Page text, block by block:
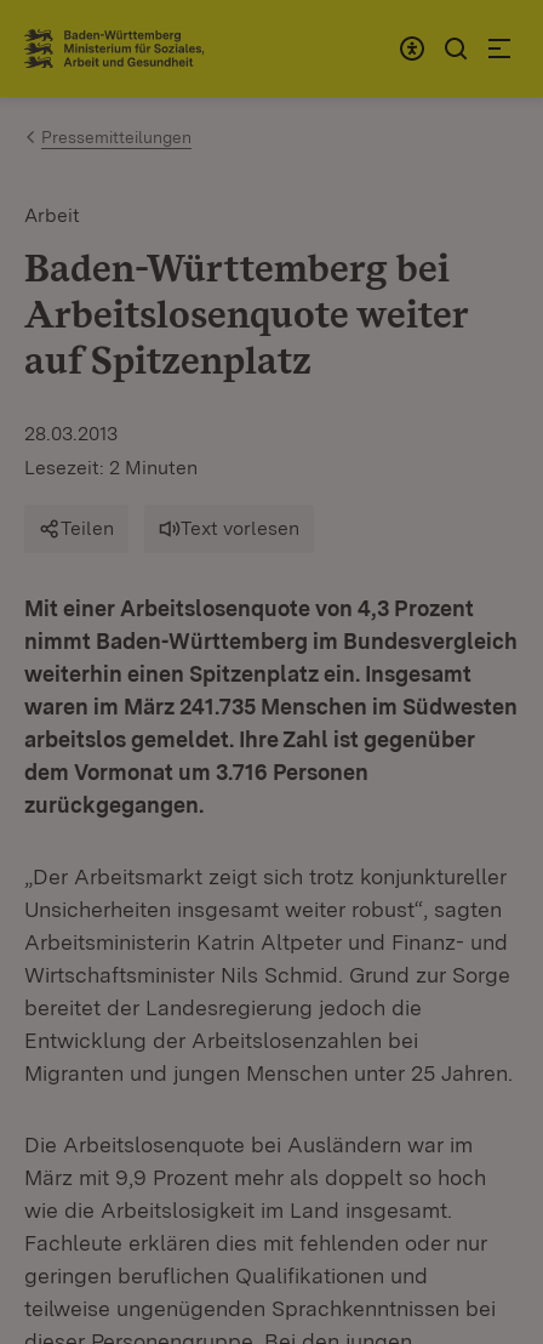
Zum Inhalt springen
Link zur Startseite
Pressemitteilungen
Arbeit
Baden-Württemberg bei
Arbeitslosenquote weiter
auf Spitzenplatz
28.03.2013
Lesezeit: 2 Minuten
Teilen Text vorlesen
Mit einer Arbeitslosenquote von 4,3 Prozent
nimmt Baden-Württemberg im Bundesvergleich
weiterhin einen Spitzenplatz ein. Insgesamt
waren im März 241.735 Menschen im Südwesten
arbeitslos gemeldet. Ihre Zahl ist gegenüber
dem Vormonat um 3.716 Personen
zurückgegangen.
„Der Arbeitsmarkt zeigt sich trotz konjunktureller
Unsicherheiten insgesamt weiter robust“, sagten
Arbeitsministerin Katrin Altpeter und Finanz- und
Wirtschaftsminister Nils Schmid. Grund zur Sorge
bereitet der Landesregierung jedoch die
Entwicklung der Arbeitslosenzahlen bei
Migranten und jungen Menschen unter 25 Jahren.
Die Arbeitslosenquote bei Ausländern war im
März mit 9,9 Prozent mehr als doppelt so hoch
wie die Arbeitslosigkeit im Land insgesamt.
Fachleute erklären dies mit fehlenden oder nur
geringen beruflichen Qualifikationen und
teilweise ungenügenden Sprachkenntnissen bei